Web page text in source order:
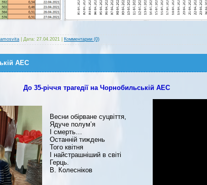
Дата: 27.04.2021 Комментарии (0)
АЕС
До 35-річчя трагедії на Чорнобильській АЕС
Весни обірване суцвіття,
Ядуче полум’я
І смерть…
Останній тиждень
Того квітня
І найстрашніший в світі
Герць.
В. Колесніков